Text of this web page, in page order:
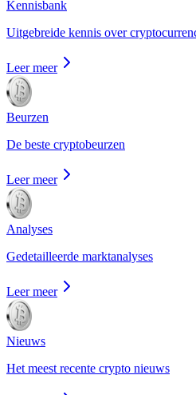
Kennisbank
Uitgebreide kennis over
Leer meer
Beurzen
De beste cryptobeurzen
Leer meer
Analyses
Gedetailleerde marktanalyses
Leer meer
Nieuws
Het meest recente crypto nieuws